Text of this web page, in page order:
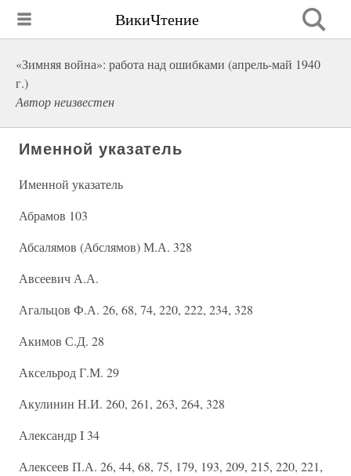
ВикиЧтение
«Зимняя война»: работа над ошибками (апрель-май 1940
г.)
Автор неизвестен
Именной указатель
Именной указатель
Абрамов 103
Абсалямов (Абслямов) М.А. 328
Авсеевич А.А.
Агальцов Ф.А. 26, 68, 74, 220, 222, 234, 328
Акимов С.Д. 28
Аксельрод Г.М. 29
Акулинин Н.И. 260, 261, 263, 264, 328
Александр I 34
Алексеев П.А. 26, 44, 68, 75, 179, 193, 209, 215, 220, 221,